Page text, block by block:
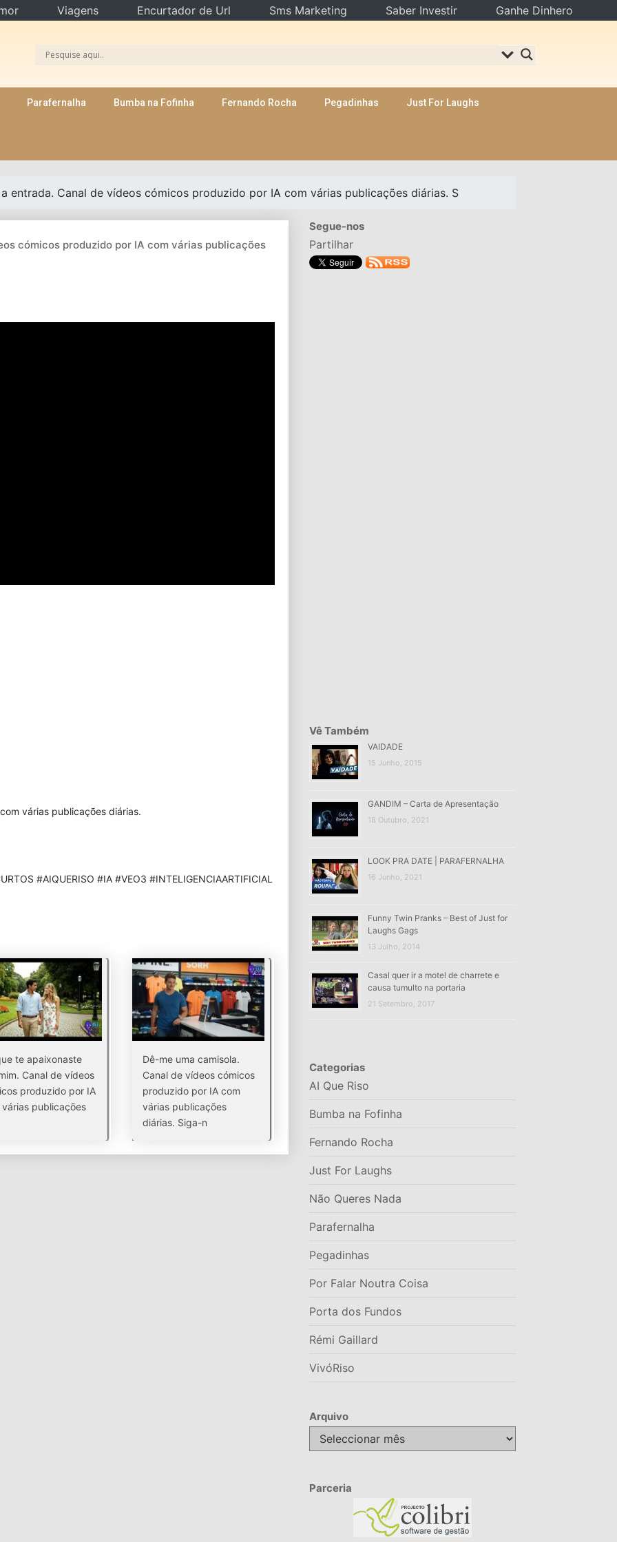
Parafernalha Bumba na Fofinha Fernando Rocha Pegadinhas Just For Laughs
entrada. Canal de vídeos cómicos produzido por IA com várias publicações diárias. S
cómicos produzido por IA com várias publicações
várias publicações diárias.
#AIQUERISO #IA #VEO3 #INTELIGENCIAARTIFICIAL
te apaixonaste
Canal de vídeos
produzido por IA
publicações
Dê-me uma camisola.
Canal de vídeos cómicos
produzido por IA com
várias publicações
diárias. Siga-n
Segue-nos
Partilhar
Vê Também
VAIDADE
15 Junho, 2015
GANDIM – Carta de Apresentação
18 Outubro, 2021
LOOK PRA DATE | PARAFERNALHA
16 Junho, 2021
Funny Twin Pranks – Best of Just for
Laughs Gags
13 Julho, 2014
Casal quer ir a motel de charrete e
causa tumulto na portaria
21 Setembro, 2017
Categorias
AI Que Riso
Bumba na Fofinha
Fernando Rocha
Just For Laughs
Não Queres Nada
Parafernalha
Pegadinhas
Por Falar Noutra Coisa
Porta dos Fundos
Rémi Gaillard
VivóRiso
Arquivo
Arquivo
Parceria
Viagens Encurtador de Url Sms Marketing Saber Investir Ganhe Dinhero